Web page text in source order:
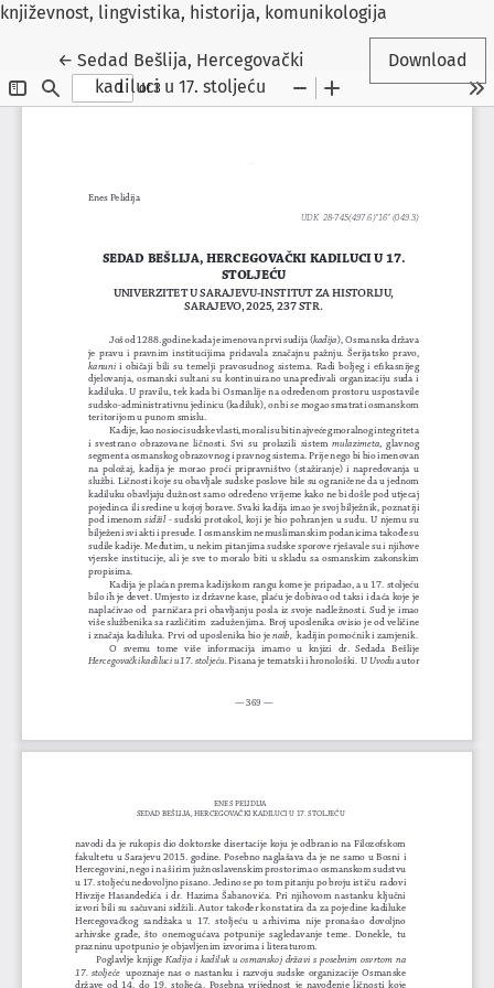
književnost, lingvistika, historija, komunikologija
← Return to Article Details
Sedad Bešlija, Hercegovački
kadiluci u 17. stoljeću
Download